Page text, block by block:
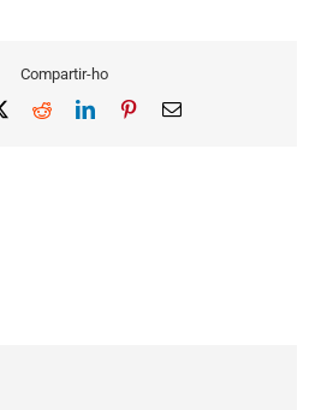
Compartir-ho
RedditLinkedInPinterestEmail